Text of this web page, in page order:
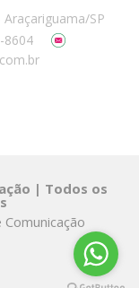
Araçariguama/SP
8604
| Todos os
Comunicação